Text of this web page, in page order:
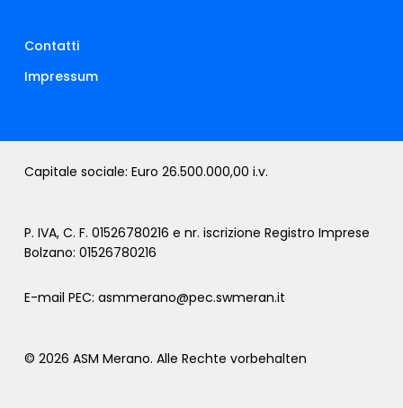
Contatti
Impressum
Capitale sociale: Euro 26.500.000,00 i.v.
P. IVA, C. F. 01526780216 e nr. iscrizione Registro Imprese
Bolzano: 01526780216
E-mail PEC: asmmerano@pec.swmeran.it
© 2026 ASM Merano. Alle Rechte vorbehalten